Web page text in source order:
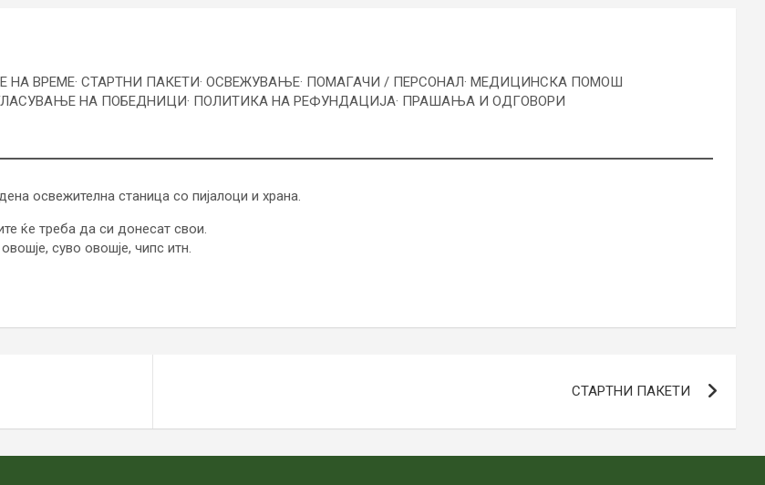
НА ВРЕМЕ· СТАРТНИ ПАКЕТИ· ОСВЕЖУВАЊЕ· ПОМАГАЧИ / ПЕРСОНАЛ· МЕДИЦИНСКА ПОМОШ
НА ПОБЕДНИЦИ· ПОЛИТИКА НА РЕФУНДАЦИЈА· ПРАШАЊА И ОДГОВОРИ
освежителна станица со пијалоци и храна.
ќе треба да си донесат свои.
суво овошје, чипс итн.
СТАРТНИ ПАКЕТИ